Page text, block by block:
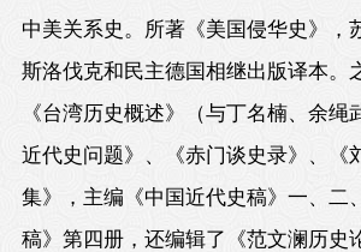
中美关系史。所著《美国侵华史》，
斯洛伐克和民主德国相继出版译本。
《台湾历史概述》（与丁名楠、余绳
近代史问题》、《赤门谈史录》、《
集》，主编《中国近代史稿》一、二
稿》第四册，还编辑了《范文澜历史